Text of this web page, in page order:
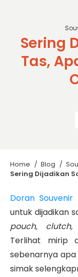
Sering
Tas,
Home / Blog /
Doran Souvenir
untuk dijadikan
pouch, clutch,
Terlihat mirip
sebenarnya
simak